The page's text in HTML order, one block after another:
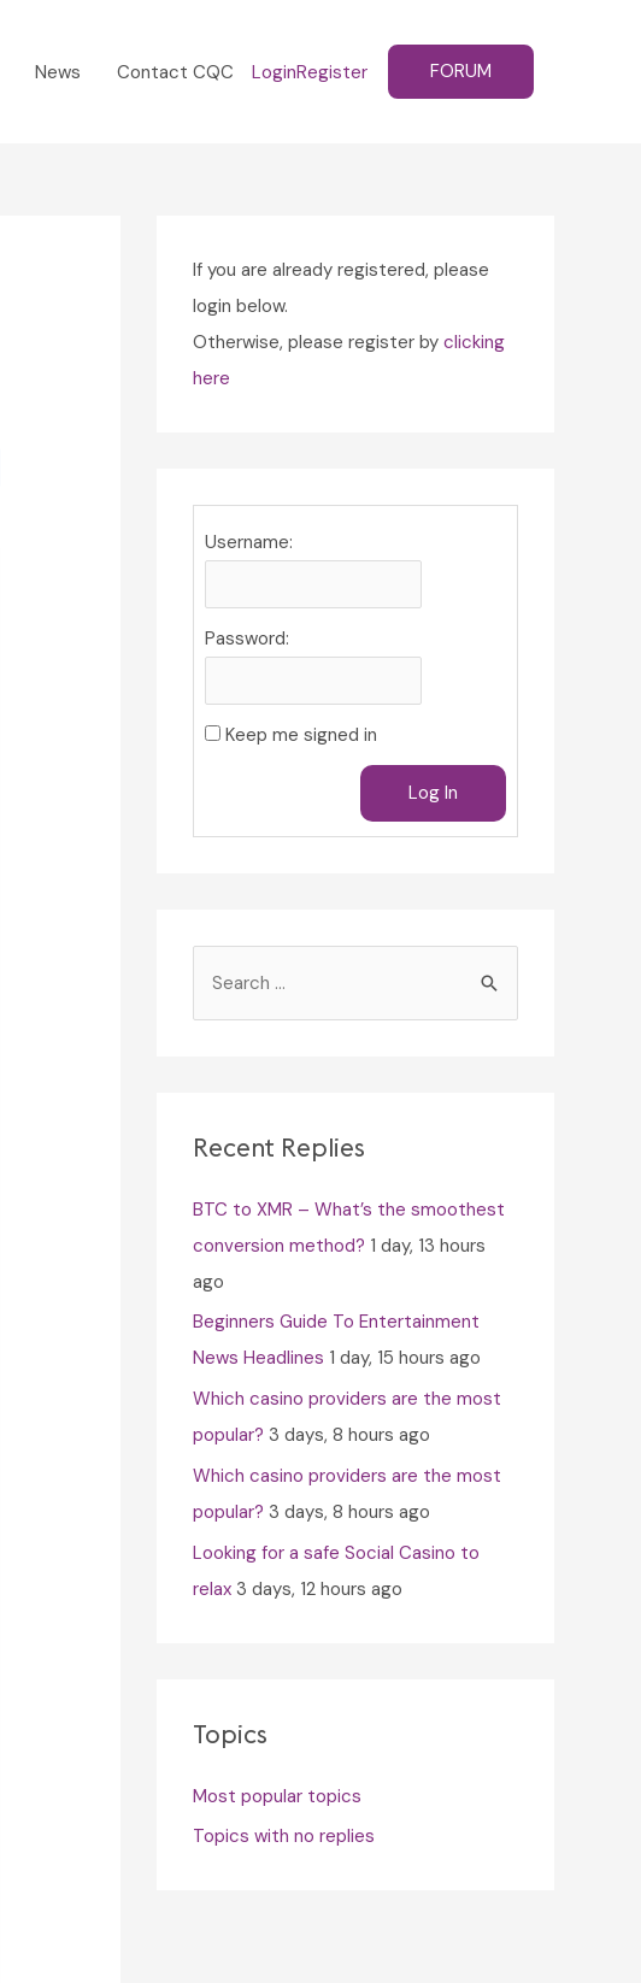
News Contact CQC LoginRegister FORUM
If you are already registered, please
login below.
Otherwise, please register by clicking
here
Username:
Password:
Keep me signed in
Log In
h
o
r
:
Recent Replies
BTC to XMR – What’s the smoothest
conversion method? 1 day, 13 hours
ago
Beginners Guide To Entertainment
News Headlines 1 day, 15 hours ago
Which casino providers are the most
popular? 3 days, 8 hours ago
Which casino providers are the most
popular? 3 days, 8 hours ago
Looking for a safe Social Casino to
relax 3 days, 12 hours ago
Topics
Most popular topics
Topics with no replies